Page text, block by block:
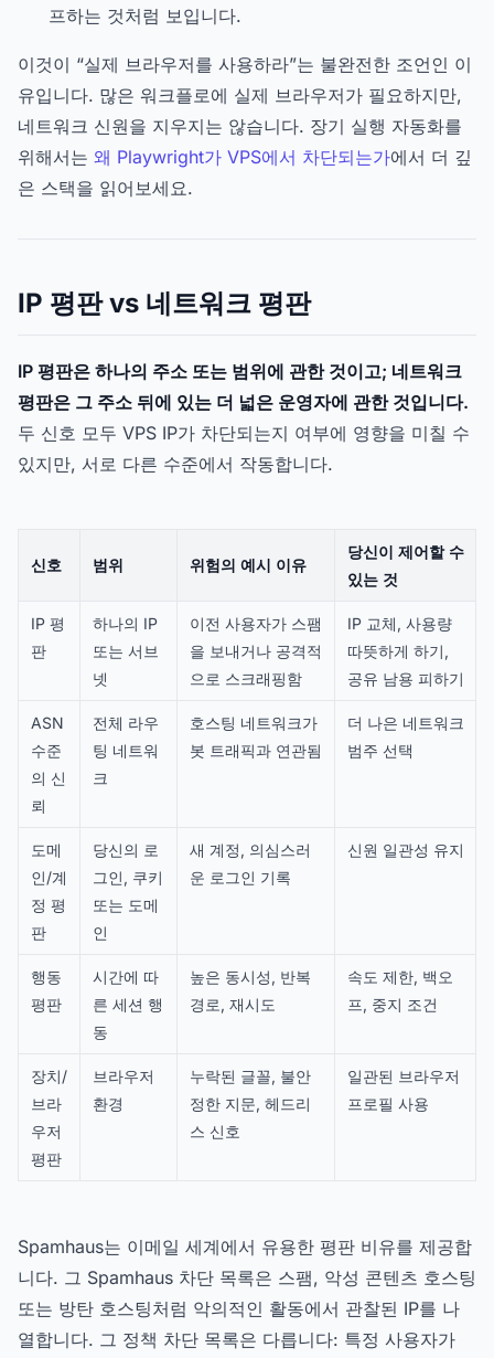
프하는 것처럼 보입니다.
이것이 “실제 브라우저를 사용하라”는 불완전한 조언인 이
유입니다. 많은 워크플로에 실제 브라우저가 필요하지만,
네트워크 신원을 지우지는 않습니다. 장기 실행 자동화를
위해서는 왜 Playwright가 VPS에서 차단되는가에서 더 깊
은 스택을 읽어보세요.
IP 평판 vs 네트워크 평판
IP 평판은 하나의 주소 또는 범위에 관한 것이고; 네트워크
평판은 그 주소 뒤에 있는 더 넓은 운영자에 관한 것입니다.
두 신호 모두 VPS IP가 차단되는지 여부에 영향을 미칠 수
있지만, 서로 다른 수준에서 작동합니다.
신호 범위 위험의 예시 이유
당신이 제어할 수
있는 것
IP 평
판
하나의 IP
또는 서브
넷
이전 사용자가 스팸
을 보내거나 공격적
으로 스크래핑함
IP 교체, 사용량
따뜻하게 하기,
공유 남용 피하기
ASN
수준
의 신
뢰
전체 라우
팅 네트워
크
호스팅 네트워크가
봇 트래픽과 연관됨
더 나은 네트워크
범주 선택
도메
인/계
정 평
판
당신의 로
그인, 쿠키
또는 도메
인
새 계정, 의심스러
운 로그인 기록
신원 일관성 유지
행동
평판
시간에 따
른 세션 행
동
높은 동시성, 반복
경로, 재시도
속도 제한, 백오
프, 중지 조건
장치/
브라
우저
평판
브라우저
환경
누락된 글꼴, 불안
정한 지문, 헤드리
스 신호
일관된 브라우저
프로필 사용
Spamhaus는 이메일 세계에서 유용한 평판 비유를 제공합
니다. 그 Spamhaus 차단 목록은 스팸, 악성 콘텐츠 호스팅
또는 방탄 호스팅처럼 악의적인 활동에서 관찰된 IP를 나
열합니다. 그 정책 차단 목록은 다릅니다: 특정 사용자가